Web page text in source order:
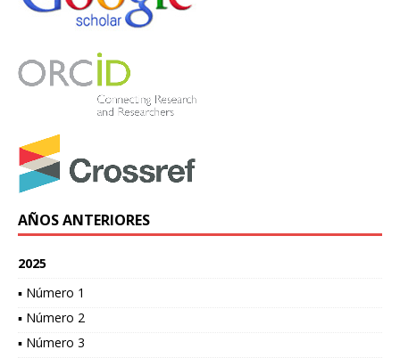
AÑOS ANTERIORES
2025
▪ Número 1
▪ Número 2
▪ Número 3